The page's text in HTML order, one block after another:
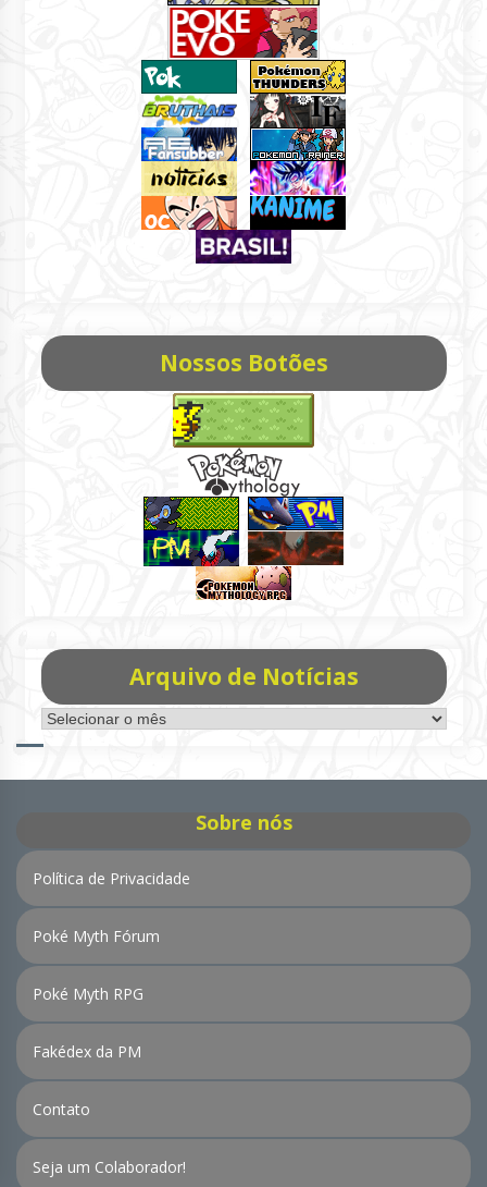
Nossos Botões
Arquivo de Notícias
Arquivo
de
Sobre nós
Política de Privacidade
Poké Myth Fórum
Poké Myth RPG
Fakédex da PM
Contato
Seja um Colaborador!